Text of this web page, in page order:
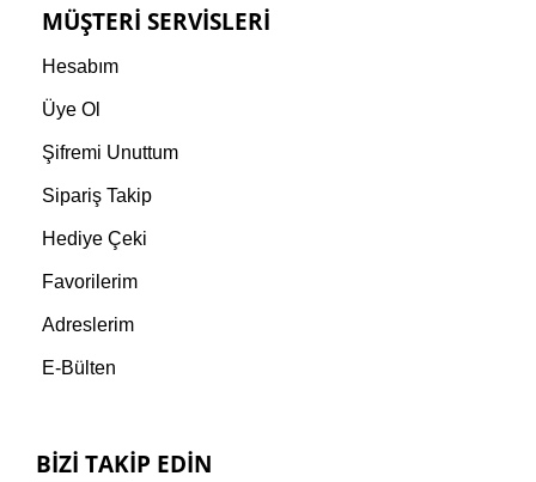
MÜŞTERI SERVISLERI
Hesabım
Üye Ol
Şifremi Unuttum
Sipariş Takip
Hediye Çeki
Favorilerim
Adreslerim
E-Bülten
BIZI TAKIP EDIN